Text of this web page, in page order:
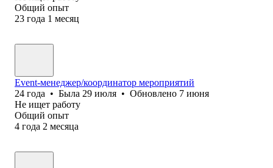
Общий опыт
23 года 1 месяц
Event-менеджер/координатор мероприятий
24 года • Была 29 июля • Обновлено 7 июня
Не ищет работу
Общий опыт
4 года 2 месяца